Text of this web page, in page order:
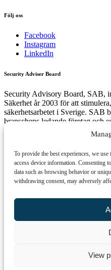
To provide the best experiences, we
access device information. Consenting
data such as browsing behavior or
withdrawing consent, may adversely
View
Följ oss
Facebook
Instagram
LinkedIn
Security Adviser Board
Security Advisory Board, SAB,
Säkerhet år 2003 för att
säkerhetsarbetet i Sverige. SAB
branschens ledande företag och
fyra gånger per år och diskuterar
Få den senaste
och använder dina